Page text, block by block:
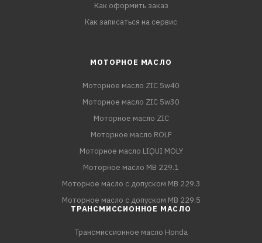
Как оформить заказ
Как записаться на сервис
МОТОРНОЕ МАСЛО
Моторное масло ZIC 5w40
Моторное масло ZIC 5w30
Моторное масло ZIC
Моторное масло ROLF
Моторное масло LIQUI MOLY
Моторное масло MB 229.1
Моторное масло с допуском MB 229.3
Моторное масло с допуском MB 229.5
ТРАНСМИССИОННОЕ МАСЛО
Трансмиссионное масло Honda